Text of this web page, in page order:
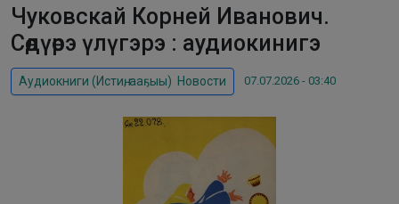
Чуковскай Корней Иванович.
Сөдүөрэ үлүгэрэ : аудиокинигэ
Аудиокниги (Истиҥ, ааҕыы) Новости 07.07.2026 - 03:40